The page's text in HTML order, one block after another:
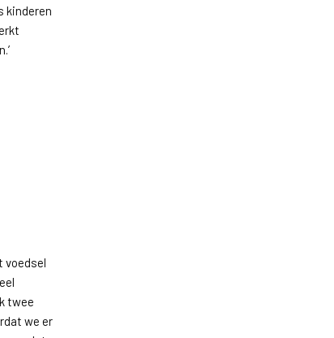
kinderen
voedsel
twee
we er